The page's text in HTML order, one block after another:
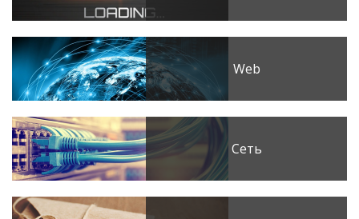
Web
Сеть